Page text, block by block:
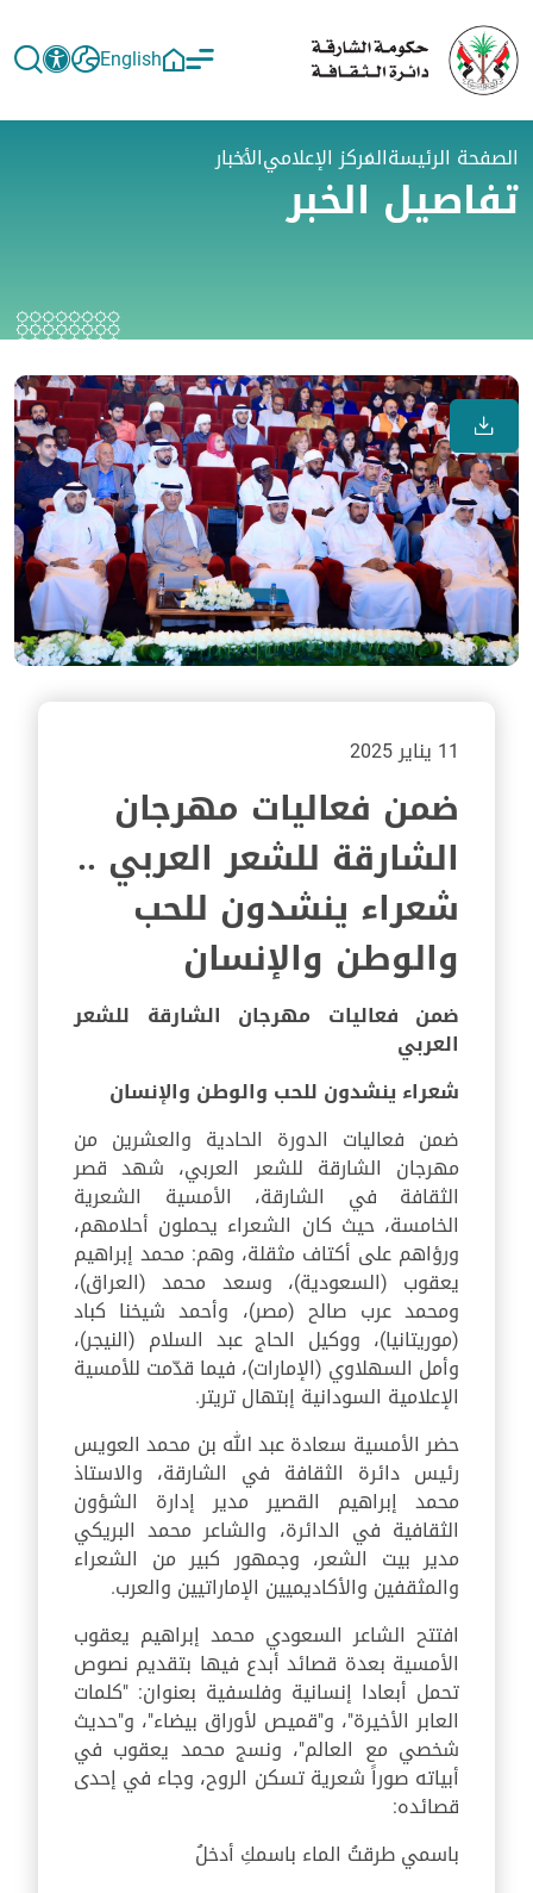
English
الصفحة الرئيسةالمركز الإعلاميالأخبار
تفاصيل الخبر
11 يناير 2025
ضمن فعاليات مهرجان
الشارقة للشعر العربي ..
شعراء ينشدون للحب
والوطن والإنسان
ضمن فعاليات مهرجان الشارقة للشعر
العربي
شعراء ينشدون للحب والوطن والإنسان
ضمن فعاليات الدورة الحادية والعشرين من
مهرجان الشارقة للشعر العربي، شهد قصر
الثقافة في الشارقة، الأمسية الشعرية
الخامسة، حيث كان الشعراء يحملون أحلامهم،
ورؤاهم على أكتاف مثقلة، وهم: محمد إبراهيم
يعقوب (السعودية)، وسعد محمد (العراق)،
ومحمد عرب صالح (مصر)، وأحمد شيخنا كباد
(موريتانيا)، ووكيل الحاج عبد السلام (النيجر)،
وأمل السهلاوي (الإمارات)، فيما قدّمت للأمسية
الإعلامية السودانية إبتهال تريتر.
حضر الأمسية سعادة عبد الله بن محمد العويس
رئيس دائرة الثقافة في الشارقة، والاستاذ
محمد إبراهيم القصير مدير إدارة الشؤون
الثقافية في الدائرة، والشاعر محمد البريكي
مدير بيت الشعر، وجمهور كبير من الشعراء
والمثقفين والأكاديميين الإماراتيين والعرب.
افتتح الشاعر السعودي محمد إبراهيم يعقوب
الأمسية بعدة قصائد أبدع فيها بتقديم نصوص
تحمل أبعادا إنسانية وفلسفية بعنوان: "كلمات
العابر الأخيرة"، و"قميص لأوراق بيضاء"، و"حديث
شخصي مع العالم"، ونسج محمد يعقوب في
أبياته صوراً شعرية تسكن الروح، وجاء في إحدى
قصائده:
باسمي طرقتُ الماء باسمكِ أدخلُ